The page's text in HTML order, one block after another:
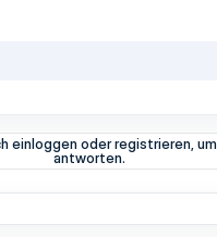
einloggen oder registrieren,
antworten.